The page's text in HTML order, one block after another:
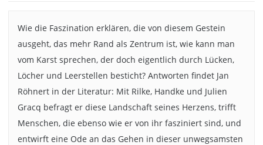
Wie die Faszination erklären, die von diesem Gestein
ausgeht, das mehr Rand als Zentrum ist, wie kann man
vom Karst sprechen, der doch eigentlich durch Lücken,
Löcher und Leerstellen besticht? Antworten findet Jan
Röhnert in der Literatur: Mit Rilke, Handke und Julien
Gracq befragt er diese Landschaft seines Herzens, trifft
Menschen, die ebenso wie er von ihr fasziniert sind, und
entwirft eine Ode an das Gehen in dieser unwegsamsten